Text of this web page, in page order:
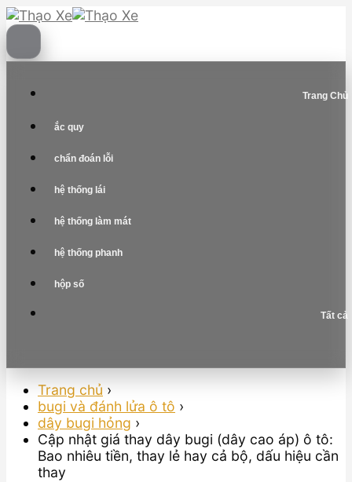
Skip
to
content
Trang Chủ
ắc quy
chẩn đoán lỗi
hệ thống lái
hệ thống làm mát
hệ thống phanh
hộp số
Tất cả
Trang chủ ›
bugi và đánh lửa ô tô ›
dây bugi hỏng ›
Cập nhật giá thay dây bugi (dây cao áp) ô tô:
Bao nhiêu tiền, thay lẻ hay cả bộ, dấu hiệu cần
thay